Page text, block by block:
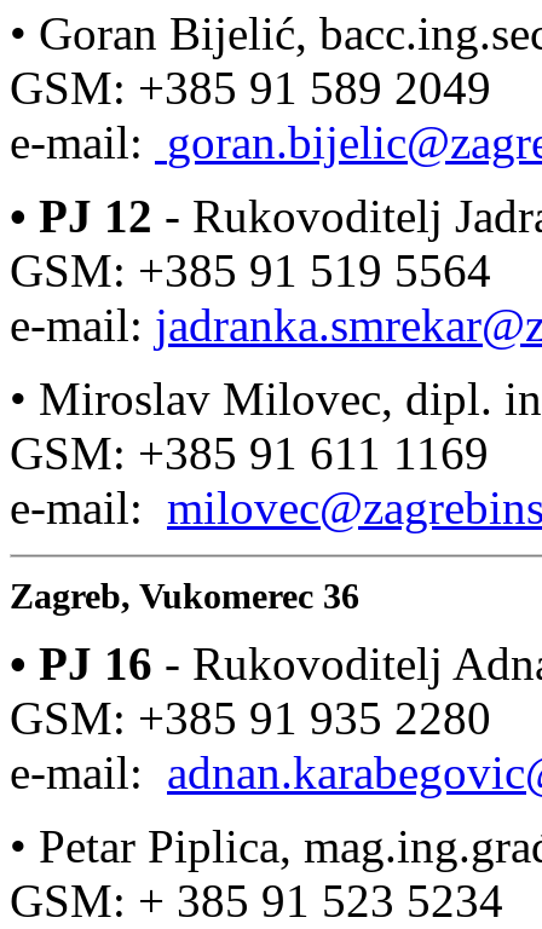
• Goran Bijelić,
GSM: +385 91 589 2049
e-mail:
• PJ 12 - Rukovoditelj
GSM: +385 91 519 5564
e-mail:
• Miroslav Milovec, dipl.
GSM: +385 91 611 1169
e-mail:
Zagreb, Vukomerec 36
• PJ 16 - Rukovoditelj
GSM: +385 91 935 2280
e-mail:
• Petar Piplica,
GSM: + 385 91 523 5234